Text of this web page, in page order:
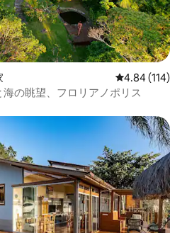
レビュー114
4.84 (114)
の眺望、フロリアノポリス